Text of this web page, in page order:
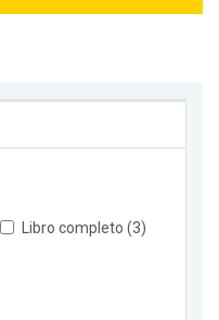
Libro completo (3)